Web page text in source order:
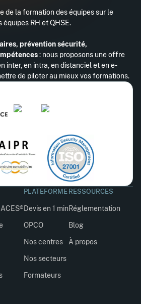
de la formation des équipes sur le
RH et QHSE.
prévention sécurité,
: nous proposons une offre
inter, en intra, en distanciel et en e-
de piloter au mieux vos formations.
PLATEFORME
Devis en 1 min
OPCO
Nos centres
Nos secteurs
Formateurs
RESSOURCES
Réglementation
Blog
À propos